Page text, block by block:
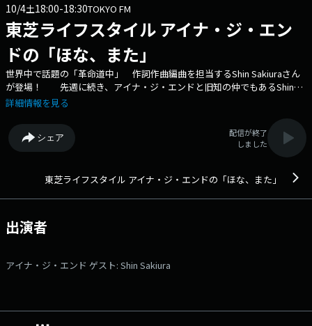
10/4土18:00-18:30TOKYO FM
東芝ライフスタイル アイナ・ジ・エン
ドの「ほな、また」
世界中で話題の「革命道中」 作詞作曲編曲を担当するShin Sakiuraさん
が登場！ 先週に続き、アイナ・ジ・エンドと旧知の仲でもあるShin
Sakiuraさんと、 楽曲制作の話題をたっぷりとお話しをしていきま
身大で語るプログラム。 日々の他愛もない話から、日常で大切にしてい
ることなどを、 リスナーからもメッセージで募集しながらまったりとト
ークしていきます。 時に、自身の音楽や最近の活動について、 さら
いきます。 本日のゲスト： Shin Sakiura 番組Webサイト：
なまた」 Xアカウントは「@honamata_tfm」
詳細情報を見る
シェア
配信が終了
しました
東芝ライフスタイル アイナ・ジ・エンドの「ほな、また」
出演者
アイナ・ジ・エンド ゲスト: Shin Sakiura